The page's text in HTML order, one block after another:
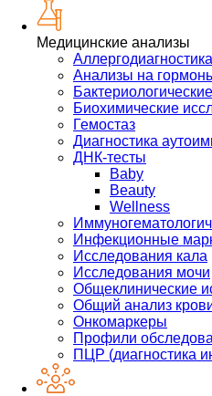
Медицинские анализы
Аллергодиагностика
Анализы на
Биохимические
Гемостаз
Диагностика
ДНК-тесты
Baby
Beauty
Wellness
Инфекционные
Исследования кала
Исследования мочи
Общеклинические
Общий анализ
Онкомаркеры
Профили
ПЦР (диагностика